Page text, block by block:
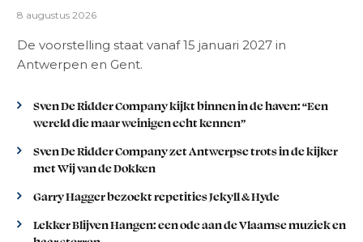
8 augustus 2026
De voorstelling staat vanaf 15 januari 2027 in
Antwerpen en Gent.
Sven De Ridder Company kijkt binnen in de haven: “Een
wereld die maar weinigen echt kennen”
Sven De Ridder Company zet Antwerpse trots in de kijker
met Wij van de Dokken
Garry Hagger bezoekt repetities Jekyll & Hyde
Lekker Blijven Hangen: een ode aan de Vlaamse muziek en